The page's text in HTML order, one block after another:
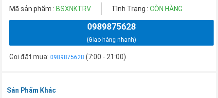
Mã sản phẩm : BSXNKTRV Tình Trạng : CÒN HÀNG
0989875628
(Giao hàng nhanh)
Gọi đặt mua:0989875628 (7:00 - 21:00)
Sản Phẩm Khác